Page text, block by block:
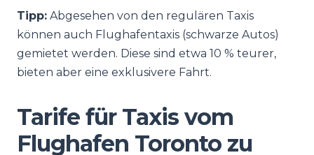
Tipp: Abgesehen von den regulären Taxis
können auch Flughafentaxis (schwarze Autos)
gemietet werden. Diese sind etwa 10 % teurer,
bieten aber eine exklusivere Fahrt.
Tarife für Taxis vom
Flughafen Toronto zu